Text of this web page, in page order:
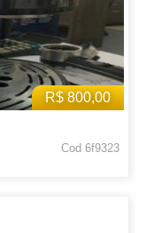
R$ 800,00
Cod 6f9323